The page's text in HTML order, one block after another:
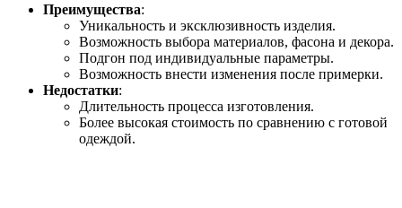
Преимущества:
Уникальность и эксклюзивность изделия.
Возможность выбора материалов, фасона и декора.
Подгон под индивидуальные параметры.
Возможность внести изменения после примерки.
Недостатки:
Длительность процесса изготовления.
Более высокая стоимость по сравнению с готовой
одеждой.